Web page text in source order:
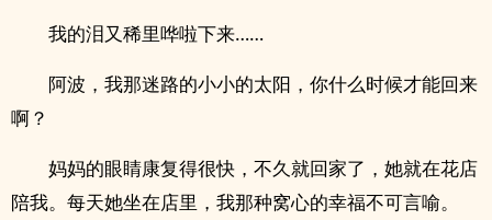
我的泪又稀里哗啦下来……
阿波，我那迷路的小小的太阳，你什么时候才能回来
啊？
妈妈的眼睛康复得很快，不久就回家了，她就在花店
陪我。每天她坐在店里，我那种窝心的幸福不可言喻。